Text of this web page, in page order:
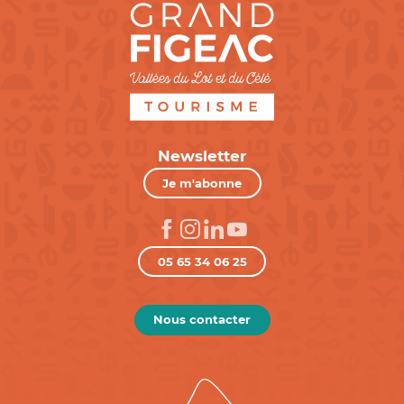
Newsletter
Je m'abonne
05 65 34 06 25
Nous contacter